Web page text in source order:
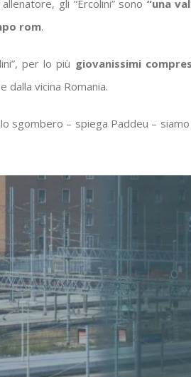
gli “Ercolini” sono “una
rom.
per lo più giovanissimi
dalla vicina Romania.
sgombero – spiega Paddeu – siamo